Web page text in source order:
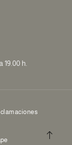
19.00 h.